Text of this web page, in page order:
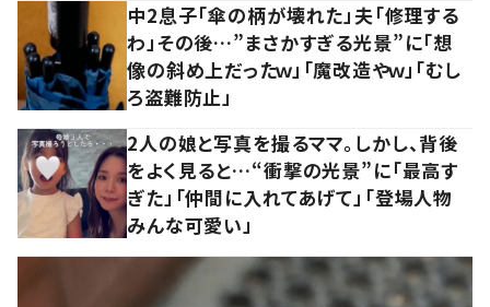
中2息子「傘の柄が壊れた」夫「修理する
わ」その後…”まさかすぎる光景”に「想
像の斜め上だったｗ」「魔改造やｗ」「むし
ろ盗難防止」
2人の娘と写真を撮るママ。しかし、背後
をよく見ると…“衝撃の光景”に「最高す
ぎた」「仲間に入れてあげて」「登場人物
みんな可愛い」